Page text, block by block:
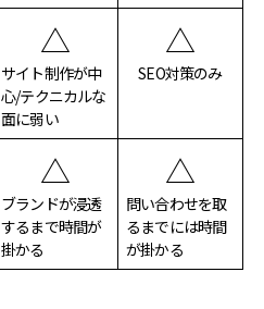
△
サイト制作が中
心/テクニカルな
面に弱い
△
SEO対策のみ
△
ブランドが浸透
するまで時間が
掛かる
△
問い合わせを取
るまでには時間
が掛かる